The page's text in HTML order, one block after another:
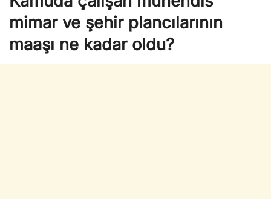
mimar ve şehir plancılarının
maaşı ne kadar oldu?